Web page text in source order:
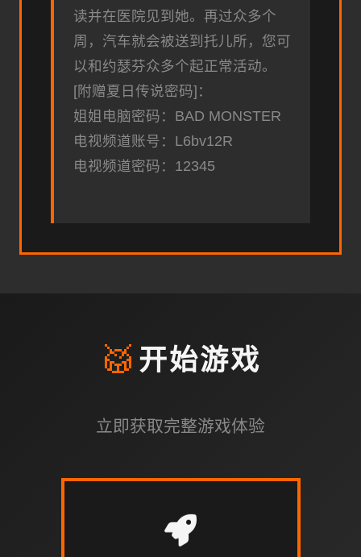
读并在医院见到她。再过众多个
周，汽车就会被送到托儿所，您可
以和约瑟芬众多个起正常活动。
[附赠夏日传说密码]：
姐姐电脑密码：BAD MONSTER
电视频道账号：L6bv12R
电视频道密码：12345
🥁 开始游戏
立即获取完整游戏体验